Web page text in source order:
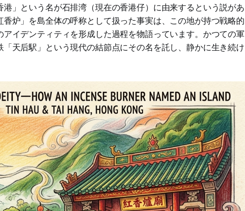
」という名が石排湾（現在の香港仔）に由来するという説があ
香炉」を島全体の呼称として扱った事実は、この地が持つ戦略的
イデンティティを形成した過程を物語っています。かつての軍
天后駅」という現代の結節点にその名を託し、静かに生き続け